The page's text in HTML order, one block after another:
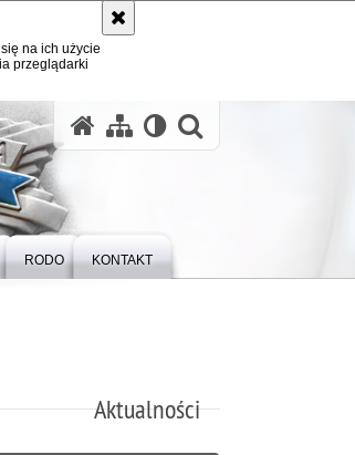
na ich użycie
przeglądarki
RODO KONTAKT
Aktualności